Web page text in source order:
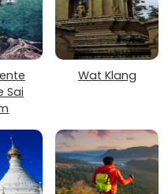
Sai
Wat Klang